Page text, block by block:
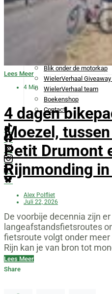
Fotospecials
Blik onder de motorkap
WielerVerhaal
WielerVerhaal team
Boekenshop
Contact
Lees Meer
4 Min
4 dagen
Moezel,
Petit Drumont
Rijnmonding
Alex Polfliet
Juli 22, 2026
De voorbije decennia zijn
langeafstandsfietsroutes
fietsroute volgt onder
Rijn kan je van bron tot
Lees Meer
Share